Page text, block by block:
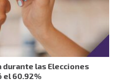
durante las Elecciones
el 60.92%